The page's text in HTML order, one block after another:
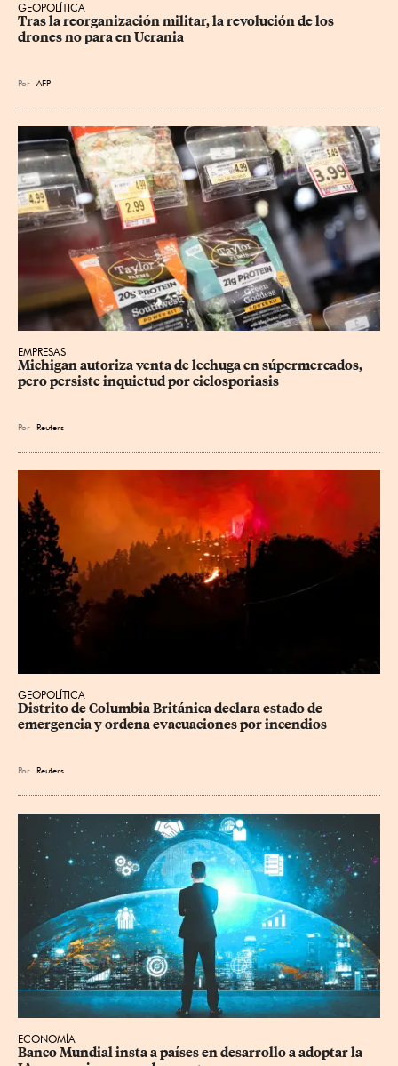
GEOPOLÍTICA
Tras la reorganización militar, la revolución de los
drones no para en Ucrania
Por AFP
EMPRESAS
Michigan autoriza venta de lechuga en súpermercados,
pero persiste inquietud por ciclosporiasis
Por Reuters
GEOPOLÍTICA
Distrito de Columbia Británica declara estado de
emergencia y ordena evacuaciones por incendios
Por Reuters
ECONOMÍA
Banco Mundial insta a países en desarrollo a adoptar la